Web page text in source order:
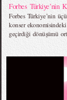
Forbes Türkiye’nin
Forbes Türkiye’nin
konser
geçirdiği dönüşümü